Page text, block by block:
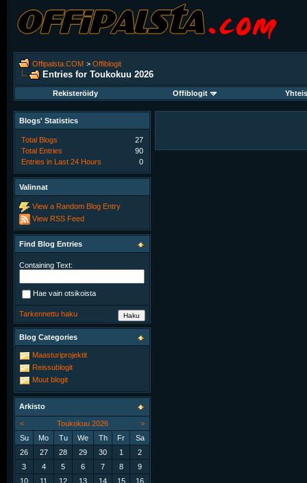
Offipalsta.COM > Offiblogit
Entries for Toukokuu 2026
Rekisteröidy Offiblogit
Blogs' Statistics
Total Blogs
27
Total Entries
90
Entries in Last 24 Hours
0
Valinnat
View a Random Blog Entry
View RSS Feed
Find Blog Entries
Containing Text:
Hae vain otsikoista
Tarkennettu haku
Blog Categories
Maasturiprojektit
Reissublogit
Muut blogit
Arkisto
< >
Toukokuu 2026
Su
Mo Tu We Th Fr
Sa
26
27 28 29 30 1
2
3
4 5 6 7 8
9
10
11 12 13 14 15
16